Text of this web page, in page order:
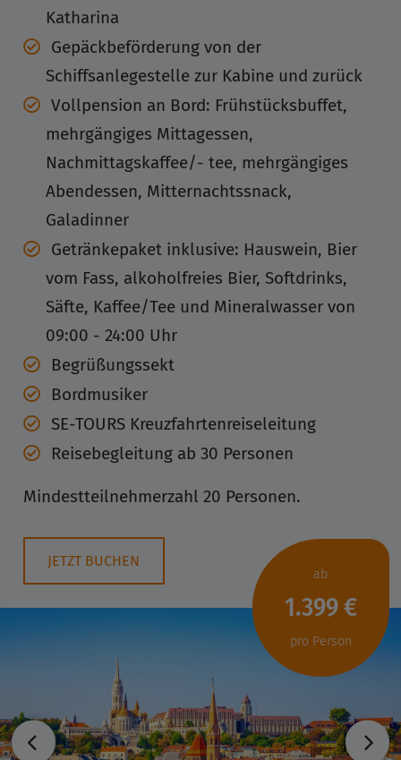
Katharina
Gepäckbeförderung von der
Schiffsanlegestelle zur Kabine und zurück
Vollpension an Bord: Frühstücksbuffet,
mehrgängiges Mittagessen,
Nachmittagskaffee/- tee, mehrgängiges
Abendessen, Mitternachtssnack,
Galadinner
Getränkepaket inklusive: Hauswein, Bier
vom Fass, alkoholfreies Bier, Softdrinks,
Säfte, Kaffee/Tee und Mineralwasser von
09:00 - 24:00 Uhr
Begrüßungssekt
Bordmusiker
SE-TOURS Kreuzfahrtenreiseleitung
Reisebegleitung ab 30 Personen
Mindestteilnehmerzahl 20 Personen.
JETZT BUCHEN
ab
1.399 €
pro Person